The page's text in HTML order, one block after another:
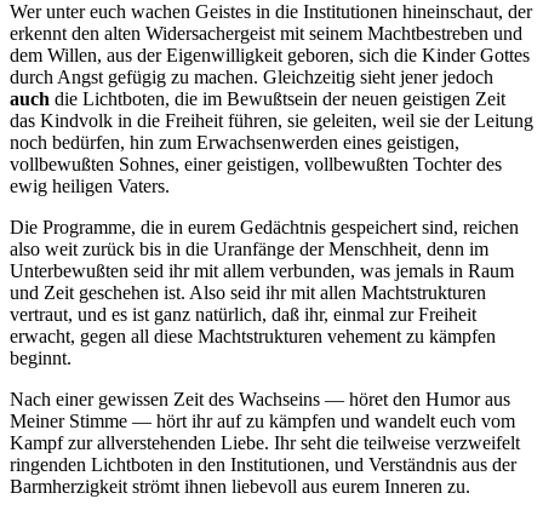
Wer unter euch wachen Geistes in die Institutionen hineinschaut, der
erkennt den alten Widersachergeist mit seinem Machtbestreben und
dem Willen, aus der Eigenwilligkeit geboren, sich die KinderGottes
durch Angst gefügig zu machen. Gleichzeitig sieht jener jedoch
auch die Lichtboten, die im Bewußtsein der neuen geistigen Zeit
das Kindvolk in die Freiheit führen, sie geleiten, weil sie der Leitung
noch bedürfen, hin zum Erwachsenwerden eines geistigen,
vollbewußten Sohnes, einer geistigen, vollbewußten Tochter des
ewig heiligen Vaters.
Die Programme, die in eurem Gedächtnis gespeichert sind, reichen
also weit zurück bis in die Uranfänge der Menschheit, denn im
Unterbewußten seid ihr mit allem verbunden, was jemals in Raum
und Zeit geschehen ist. Also seid ihr mit allen Machtstrukturen
vertraut, und es ist ganz natürlich, daß ihr, einmal zur Freiheit
erwacht, gegen all diese Machtstrukturen vehement zu kämpfen
beginnt.
Nach einer gewissen Zeit des Wachseins — höret den Humor aus
Meiner Stimme — hört ihr auf zu kämpfen und wandelt euch vom
Kampf zur allverstehenden Liebe. Ihr seht die teilweise verzweifelt
ringenden Lichtboten in den Institutionen, und Verständnis aus der
Barmherzigkeit strömt ihnen liebevoll aus eurem Inneren zu.